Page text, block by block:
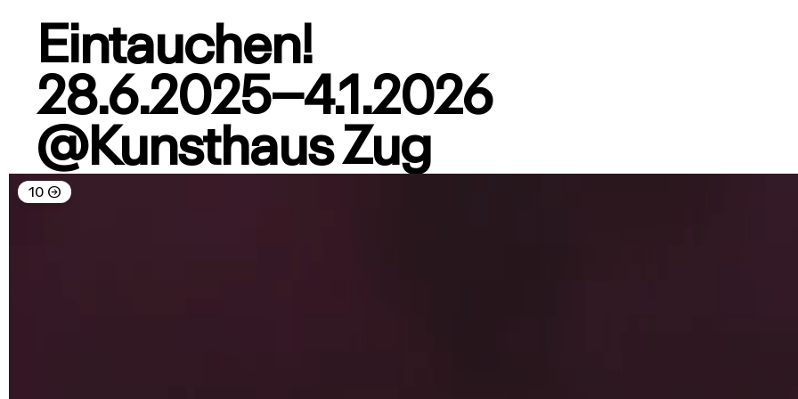
Eintauchen!
28.6.2025–4.1.2026
@Kunsthaus Zug
10 →